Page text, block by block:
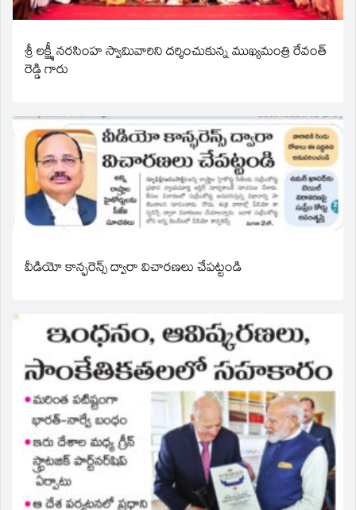
శ్రీ లక్ష్మీ నరసింహ స్వామివారిని దర్శించుకున్న ముఖ్యమంత్రి రేవంత్
రెడ్డి గారు
వీడియో కాన్ఫరెన్స్ ద్వారా విచారణలు చేపట్టండి